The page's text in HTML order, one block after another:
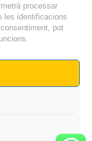
processar
les identificacions
pot
DE PRIVACITAT